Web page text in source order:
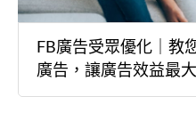
FB廣告受眾優化｜教
廣告，讓廣告效益最